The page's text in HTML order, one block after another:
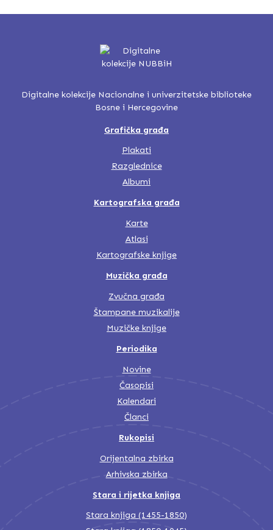
Digitalne kolekcije Nacionalne i univerzitetske biblioteke
Bosne i Hercegovine
Grafička građa
Plakati
Razglednice
Albumi
Kartografska građa
Karte
Atlasi
Kartografske knjige
Muzička građa
Zvučna građa
Štampane muzikalije
Muzičke knjige
Periodika
Novine
Časopisi
Kalendari
Članci
Rukopisi
Orijentalna zbirka
Arhivska zbirka
Stara i rijetka knjiga
Stara knjiga (1455-1850)